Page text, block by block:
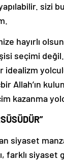
sizi
hayırlı
seçimi
idealizm
Allah’ın
kazanma
siyaset
farklı siyaset